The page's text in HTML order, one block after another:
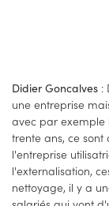
Didier Goncalves :
une entreprise
avec par exemple
trente ans, ce
l'entreprise
l'externalisation,
nettoyage, il y a